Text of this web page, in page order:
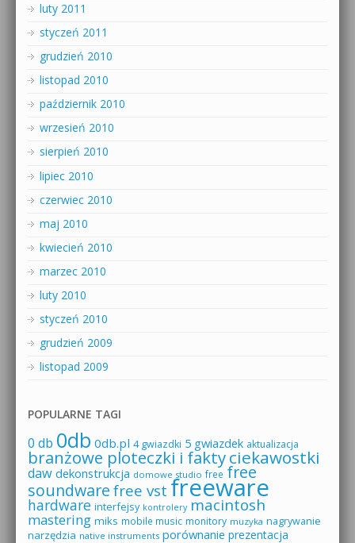
luty 2011
styczeń 2011
grudzień 2010
listopad 2010
październik 2010
wrzesień 2010
sierpień 2010
lipiec 2010
czerwiec 2010
maj 2010
kwiecień 2010
marzec 2010
luty 2010
styczeń 2010
grudzień 2009
listopad 2009
POPULARNE TAGI
0 db 0db 0db.pl 4 gwiazdki 5 gwiazdek aktualizacja
branżowe ploteczki i faktyciekawostki
daw dekonstrukcja domowe studio free free
soundware free vst freeware
hardware interfejsy kontrolery macintosh
mastering miks mobile music monitory muzyka nagrywanie
narzędzia native instruments porównanie prezentacja